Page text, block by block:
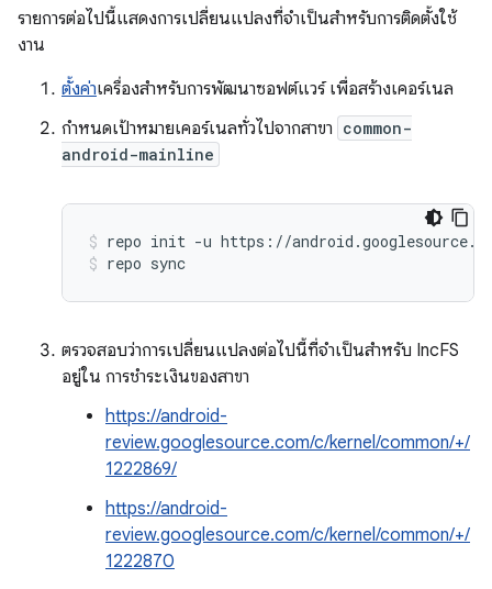
รายการต่อไปนี้แสดงการเปลี่ยนแปลงที่จำเป็นสำหรับการติดตั้งใช้
งาน
ตั้งค่าเครื่องสำหรับการพัฒนาซอฟต์แวร์ เพื่อสร้างเคอร์เนล
กำหนดเป้าหมายเคอร์เนลทั่วไปจากสาขา common-
android-mainline
repo init -u https://
repo sync
ตรวจสอบว่าการเปลี่ยนแปลงต่อไปนี้ที่จำเป็นสำหรับ IncFS
อยู่ใน การชำระเงินของสาขา
https://android-
review.googlesource.com/c/kernel/common/+/
1222869/
https://android-
review.googlesource.com/c/kernel/common/+/
1222870